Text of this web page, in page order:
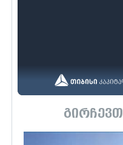
გირჩევთ